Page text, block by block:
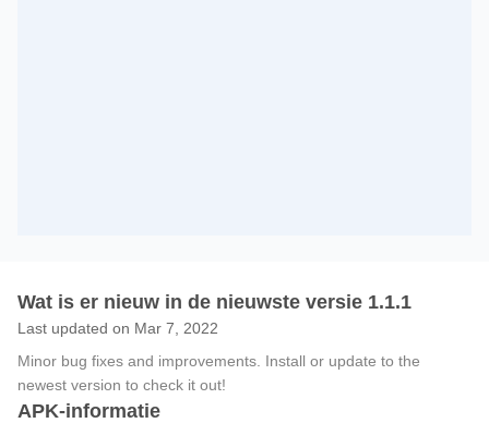
Wat is er nieuw in de nieuwste versie 1.1.1
Last updated on Mar 7, 2022
Minor bug fixes and improvements. Install or update to the
newest version to check it out!
APK-informatie